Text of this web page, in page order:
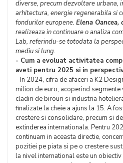
diverse, precum dezvoltare urbana,
arhitectura, energie regenerabila si
fondurilor europene. Elena Oancea,
realizeaza in continuare o analiza
Lab, referindu-se totodata la
mediu si lung.
- Cum a evoluat activitatea
aveti pentru 2025 si in
- In 2024, cifra de afaceri a K2
milion de euro, acoperind
cladiri de birouri si industria
finalizate la cheie a ajuns la 15. A
crestere si consolidare, precum si
extinderea internationala. Pentru
continuam in aceasta directie,
pozitiei pe piata si pe o crestere
la nivel international este un